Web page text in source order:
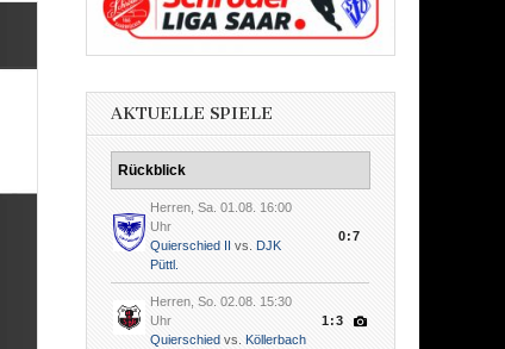
AKTUELLE SPIELE
Rückblick
Herren, Sa. 01.08. 16:00
Uhr
Quierschied II vs. DJK
Püttl.
0:7
Herren, So. 02.08. 15:30
Uhr
Quierschied vs. Köllerbach
1:3